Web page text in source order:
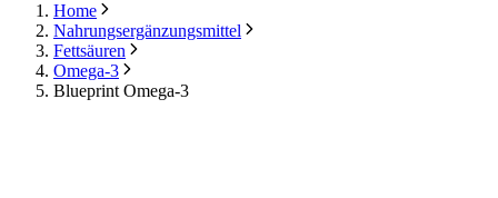
Home
Nahrungsergänzungsmittel
Fettsäuren
Omega-3
Blueprint Omega-3